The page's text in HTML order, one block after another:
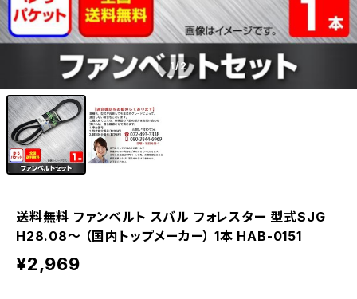
1/2
送料無料 ファンベルト スバル フォレスター 型式SJG
H28.08～ （国内トップメーカー） 1本 HAB-0151
¥2,969